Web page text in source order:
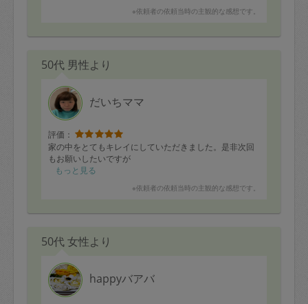
※依頼者の依頼当時の主観的な感想です。
50代 男性より
だいちママ
評価：
家の中をとてもキレイにしていただきました。是非次回
もお願いしたいですが
もっと見る
※依頼者の依頼当時の主観的な感想です。
50代 女性より
happyバアバ